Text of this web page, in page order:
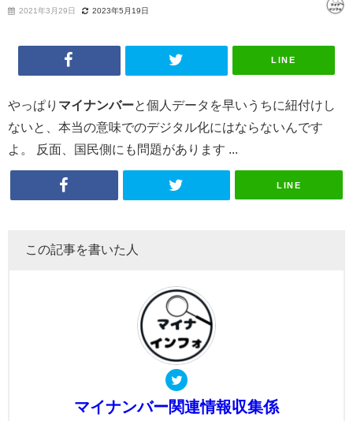
2021年3月29日 2023年5月19日
LINE
やっぱり マイナンバーと個人データを早いうちに紐付けし
ないと、本当の意味でのデジタル化にはならないんです
よ。 反面、国民側にも問題があります ...
LINE
この記事を書いた人
マイナンバー関連情報収集係